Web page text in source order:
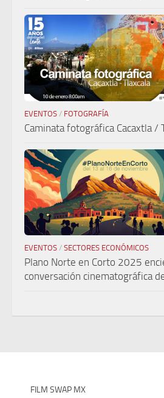
EVENTOS / FOTOGRAFÍA
Caminata fotográfica Cacaxtla /
EVENTOS / SECTORES ECONÓMICOS
Plano Norte en Corto 2025
conversación cinematográfica
FILM SWAP MX